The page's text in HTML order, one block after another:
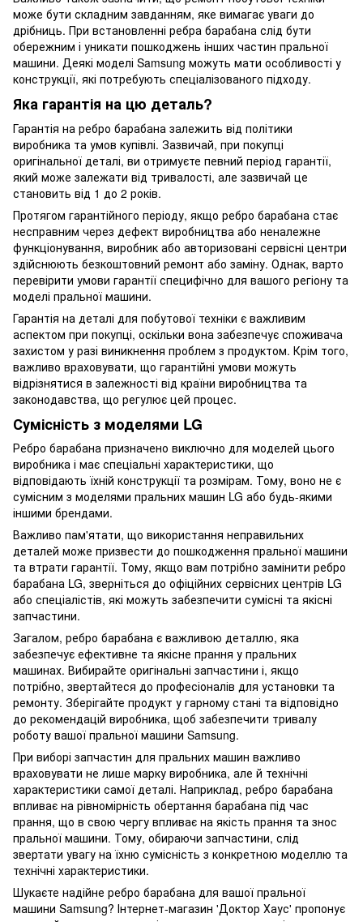
може бути складним завданням, яке вимагає уваги до
дрібниць. При встановленні ребра барабана слід бути
обережним і уникати пошкоджень інших частин пральної
машини. Деякі моделі Samsung можуть мати особливості у
конструкції, які потребують спеціалізованого підходу.
Яка гарантія на цю деталь?
Гарантія на ребро барабана залежить від політики
виробника та умов купівлі. Зазвичай, при покупці
оригінальної деталі, ви отримуєте певний період гарантії,
який може залежати від тривалості, але зазвичай це
становить від 1 до 2 років.
Протягом гарантійного періоду, якщо ребро барабана стає
несправним через дефект виробництва або неналежне
функціонування, виробник або авторизовані сервісні центри
здійснюють безкоштовний ремонт або заміну. Однак, варто
перевірити умови гарантії специфічно для вашого регіону та
моделі пральної машини.
Гарантія на деталі для побутової техніки є важливим
аспектом при покупці, оскільки вона забезпечує споживача
захистом у разі виникнення проблем з продуктом. Крім того,
важливо враховувати, що гарантійні умови можуть
відрізнятися в залежності від країни виробництва та
законодавства, що регулює цей процес.
Сумісність з моделями LG
Ребро барабана призначено виключно для моделей цього
виробника і має спеціальні характеристики, що
відповідають їхній конструкції та розмірам. Тому, воно не є
сумісним з моделями пральних машин LG або будь-якими
іншими брендами.
Важливо пам'ятати, що використання неправильних
деталей може призвести до пошкодження пральної машини
та втрати гарантії. Тому, якщо вам потрібно замінити ребро
барабана LG, зверніться до офіційних сервісних центрів LG
або спеціалістів, які можуть забезпечити сумісні та якісні
запчастини.
Загалом, ребро барабана є важливою деталлю, яка
забезпечує ефективне та якісне прання у пральних
машинах. Вибирайте оригінальні запчастини і, якщо
потрібно, звертайтеся до професіоналів для установки та
ремонту. Зберігайте продукт у гарному стані та відповідно
до рекомендацій виробника, щоб забезпечити тривалу
роботу вашої пральної машини Samsung.
При виборі запчастин для пральних машин важливо
враховувати не лише марку виробника, але й технічні
характеристики самої деталі. Наприклад, ребро барабана
впливає на рівномірність обертання барабана під час
прання, що в свою чергу впливає на якість прання та знос
пральної машини. Тому, обираючи запчастини, слід
звертати увагу на їхню сумісність з конкретною моделлю та
технічні характеристики.
Шукаєте надійне ребро барабана для вашої пральної
машини Samsung? Інтернет-магазин 'Доктор Хаус' пропонує